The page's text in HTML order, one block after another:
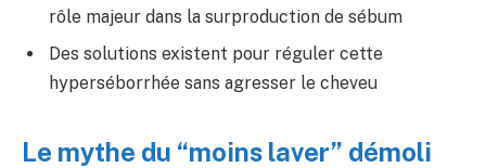
rôle majeur dans la surproduction de sébum
Des solutions existent pour réguler cette
hyperséborrhée sans agresser le cheveu
Le mythe du “moins laver” démoli